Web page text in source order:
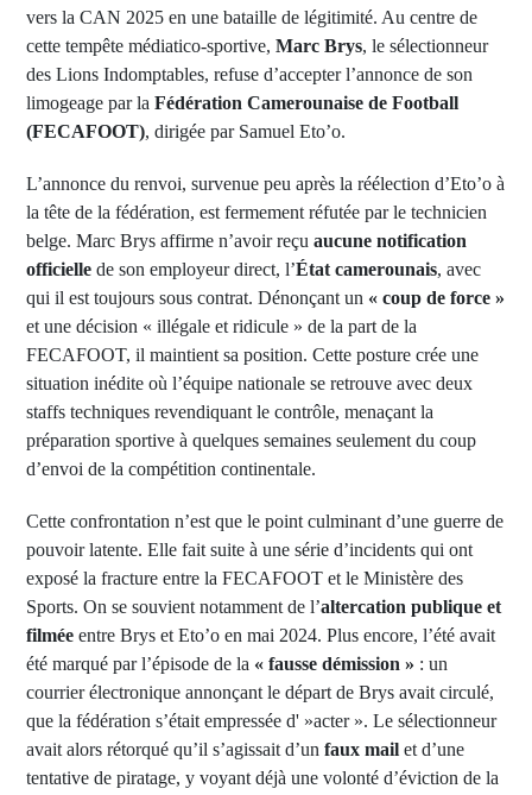
vers la CAN 2025 en une bataille de légitimité. Au centre de
cette tempête médiatico-sportive, Marc Brys, le sélectionneur
des Lions Indomptables, refuse d’accepter l’annonce de son
limogeage par la Fédération Camerounaise de Football
(FECAFOOT), dirigée par Samuel Eto’o.
L’annonce du renvoi, survenue peu après la réélection d’Eto’o à
la tête de la fédération, est fermement réfutée par le technicien
belge. Marc Brys affirme n’avoir reçu aucune notification
officielle de son employeur direct, l’État camerounais, avec
qui il est toujours sous contrat. Dénonçant un « coup de force »
et une décision « illégale et ridicule » de la part de la
FECAFOOT, il maintient sa position. Cette posture crée une
situation inédite où l’équipe nationale se retrouve avec deux
staffs techniques revendiquant le contrôle, menaçant la
préparation sportive à quelques semaines seulement du coup
d’envoi de la compétition continentale.
Cette confrontation n’est que le point culminant d’une guerre de
pouvoir latente. Elle fait suite à une série d’incidents qui ont
exposé la fracture entre la FECAFOOT et le Ministère des
Sports. On se souvient notamment de l’altercation publique et
filmée entre Brys et Eto’o en mai 2024. Plus encore, l’été avait
été marqué par l’épisode de la « fausse démission » : un
courrier électronique annonçant le départ de Brys avait circulé,
que la fédération s’était empressée d' »acter ». Le sélectionneur
avait alors rétorqué qu’il s’agissait d’un faux mail et d’une
tentative de piratage, y voyant déjà une volonté d’éviction de la